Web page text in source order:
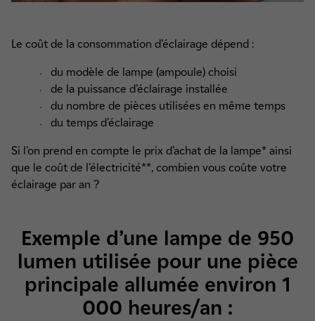
Le coût de la consommation d’éclairage dépend :
du modèle de lampe (ampoule) choisi
de la puissance d’éclairage installée
du nombre de pièces utilisées en même temps
du temps d’éclairage
Si l’on prend en compte le prix d’achat de la lampe* ainsi
que le coût de l’électricité**, combien vous coûte votre
éclairage par an ?
Exemple d’une lampe de 950
lumen utilisée pour une pièce
principale allumée environ 1
000 heures/an :